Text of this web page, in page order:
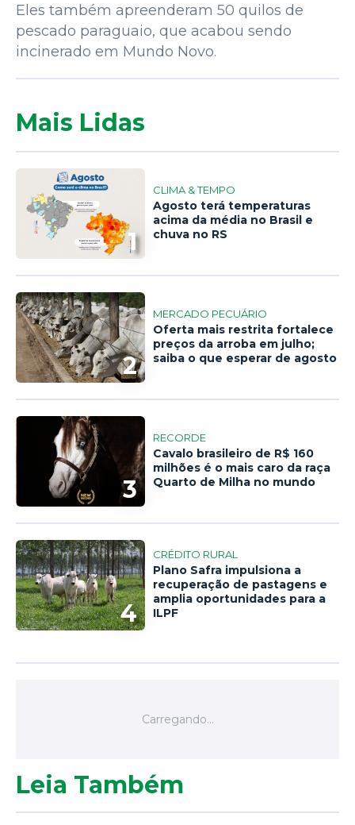
Eles também apreenderam 50 quilos de
pescado paraguaio, que acabou sendo
incinerado em Mundo Novo.
Mais Lidas
1
CLIMA & TEMPO
Agosto terá temperaturas
acima da média no Brasil e
chuva no RS
2
MERCADO PECUÁRIO
Oferta mais restrita fortalece
preços da arroba em julho;
saiba o que esperar de agosto
3
RECORDE
Cavalo brasileiro de R$ 160
milhões é o mais caro da raça
Quarto de Milha no mundo
4
CRÉDITO RURAL
Plano Safra impulsiona a
recuperação de pastagens e
amplia oportunidades para a
ILPF
Leia Também